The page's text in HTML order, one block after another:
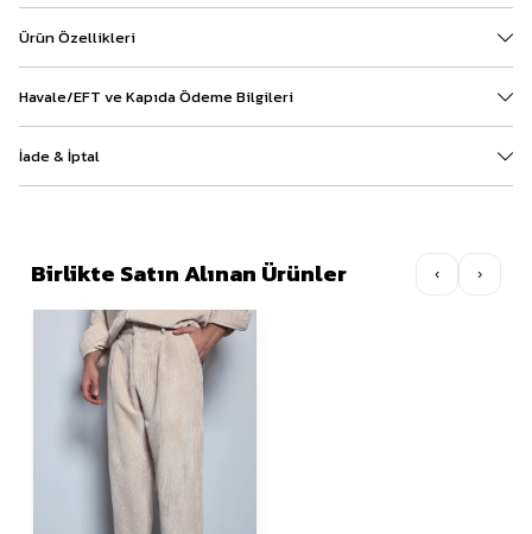
Ürün Özellikleri
Havale/EFT ve Kapıda Ödeme Bilgileri
İade & İptal
Birlikte Satın Alınan Ürünler ‹ ›